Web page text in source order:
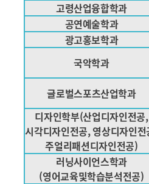
고령산업융합학과
공연예술학과
광고홍보학과
국악학과
글로벌스포츠산업학과
디자인학부(산업디자인전공,
시각디자인전공, 영상디자인
주얼리패션디자인전공)
러닝사이언스학과
(영어교육및학습분석전공)